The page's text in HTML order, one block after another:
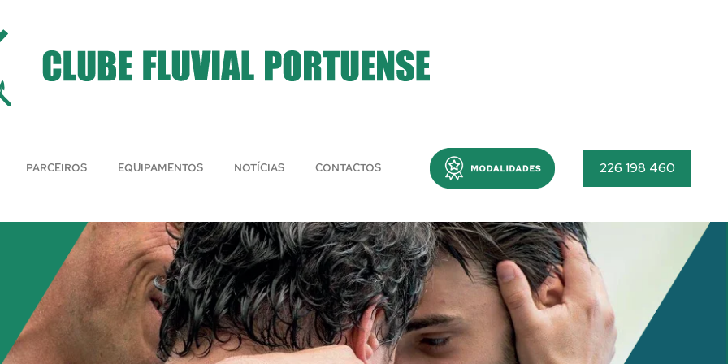
PARCEIROS EQUIPAMENTOS NOTÍCIAS CONTACTOS Menu 226 198 460